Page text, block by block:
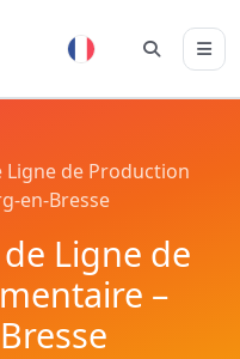
Ligne de Production
en-Bresse
Ligne de
–